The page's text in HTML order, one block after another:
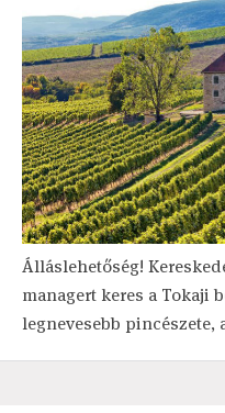
Álláslehetőség!
managert keres a Tokaji
legnevesebb pincészete,